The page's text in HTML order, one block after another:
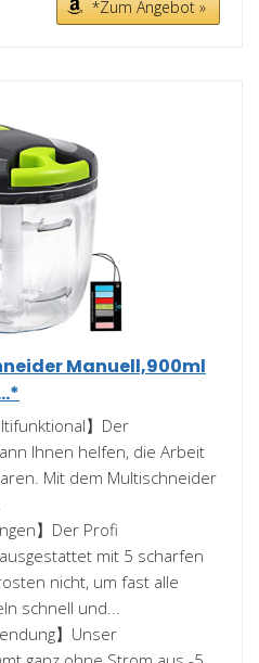
*Zum Angebot »
Manuell,900ml
】Der
Ihnen helfen, die Arbeit
Mit dem Multischneider
】Der Profi
mit 5 scharfen
nicht, um fast alle
schnell und...
】Unser